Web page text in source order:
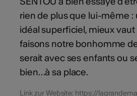
rien de plus que lui-même
idéal superficiel, mieux
faisons notre bonhomme
serait avec ses enfants ou
bien…à sa place.
Link zur Website: https://